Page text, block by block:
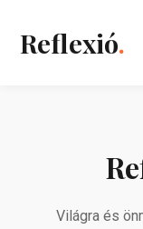
Reflexió.
Világra és